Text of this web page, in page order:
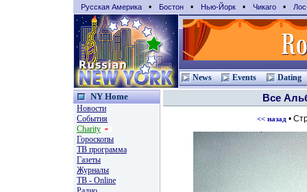
Русская Америка • Бостон • Нью-Йорк • Чикаго •
News Events Dating
NY Home
Новости
События
Charity
Гороскопы
TВ программа
Газеты
Журналы
ТВ - Online
Все
<< назад•